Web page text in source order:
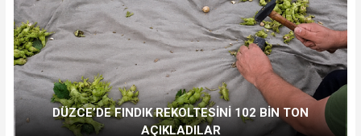
DÜZCE’DE FINDIK REKOLTESİNİ 102 BİN TON
AÇIKLADILAR